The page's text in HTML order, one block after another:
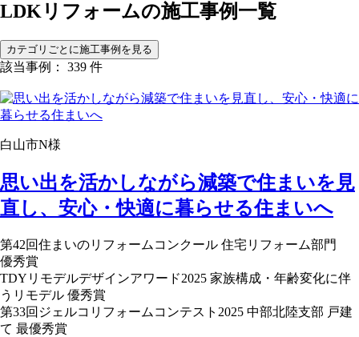
LDKリフォームの施工事例一覧
カテゴリごとに施工事例を見る
該当事例： 339 件
白山市N様
思い出を活かしながら減築で住まいを見
直し、安心・快適に暮らせる住まいへ
第42回住まいのリフォームコンクール 住宅リフォーム部門
優秀賞
TDYリモデルデザインアワード2025 家族構成・年齢変化に伴
うリモデル 優秀賞
第33回ジェルコリフォームコンテスト2025 中部北陸支部 戸建
て 最優秀賞